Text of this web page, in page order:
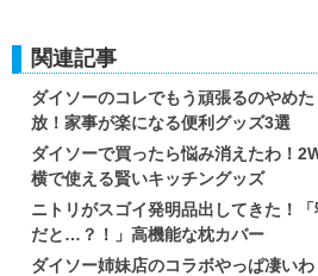
関連記事
ダイソーのコレでもう頑張るのやめ
放！家事が楽になる便利グッズ3選
ダイソーで買ったら悩み消えたわ！
横で使える賢いキッチングッズ
ニトリがスゴイ発明品出してきた！
だと…？！」高機能な枕カバー
ダイソー姉妹店のコラボやっぱ凄い